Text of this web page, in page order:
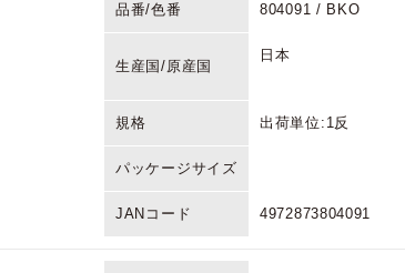
品番/色番 804091 / BKO
生産国/原産国
日本
規格 出荷単位:1反
パッケージサイズ
JANコード 4972873804091